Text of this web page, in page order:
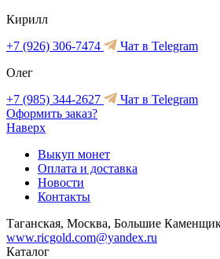
Кирилл
+7 (926) 306-7474
Чат в Telegram
Олег
+7 (985) 344-2627
Чат в Telegram
Оформить заказ?
Наверх
Выкуп монет
Оплата и доставка
Новости
Контакты
Таганская, Москва, Большие
www.ricgold.com@yandex.ru
Каталог